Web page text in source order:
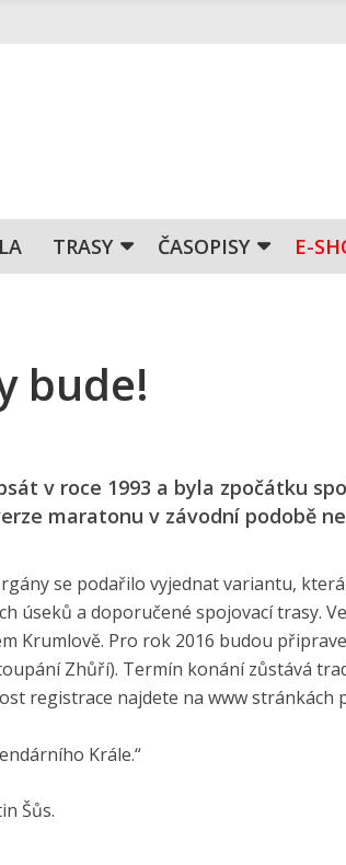
TRASY ČASOPISY E-
bude!
v roce 1993 a byla zpočátku
maratonu v závodní podobě
se podařilo vyjednat variantu,
úseků a doporučené spojovací trasy.
Krumlově. Pro rok 2016 budou
Zhůří). Termín konání zůstává
registrace najdete na www stránkách
Krále.“
Šůs.